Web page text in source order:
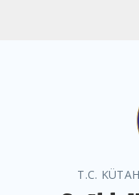
T.C.